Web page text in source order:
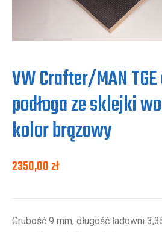
VW Crafter/MAN
podłoga ze sklejki
kolor brązowy
2350,00zł
Grubość 9 mm, długość ładowni